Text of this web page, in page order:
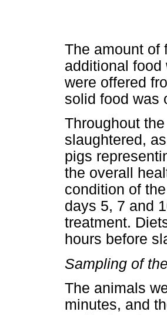
The amount of
additional food
were offered
solid food was
Throughout
slaughtered,
pigs
the overall
condition of
days 5, 7 and
treatment.
hours before
Sampling of
The animals
minutes, and